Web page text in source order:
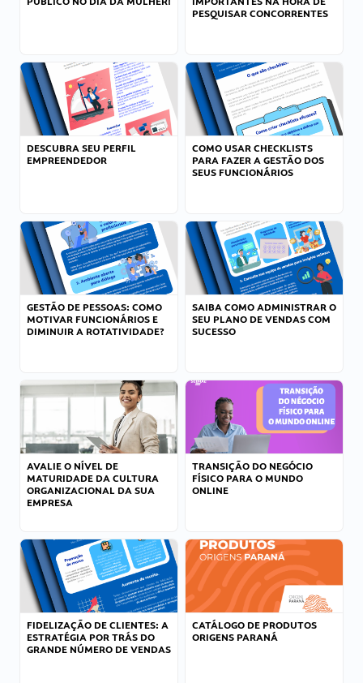
PESQUISAR CONCORRENTES
DESCUBRA SEU PERFIL
EMPREENDEDOR
COMO USAR CHECKLISTS
PARA FAZER A GESTÃO DOS
SEUS FUNCIONÁRIOS
GESTÃO DE PESSOAS: COMO
MOTIVAR FUNCIONÁRIOS E
DIMINUIR A ROTATIVIDADE?
SAIBA COMO ADMINISTRAR O
SEU PLANO DE VENDAS COM
SUCESSO
AVALIE O NÍVEL DE
MATURIDADE DA CULTURA
ORGANIZACIONAL DA SUA
EMPRESA
TRANSIÇÃO DO NEGÓCIO
FÍSICO PARA O MUNDO
ONLINE
FIDELIZAÇÃO DE CLIENTES: A
ESTRATÉGIA POR TRÁS DO
GRANDE NÚMERO DE VENDAS
CATÁLOGO DE PRODUTOS
ORIGENS PARANÁ